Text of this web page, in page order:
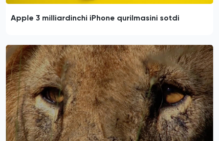
Apple 3 milliardinchi iPhone qurilmasini sotdi